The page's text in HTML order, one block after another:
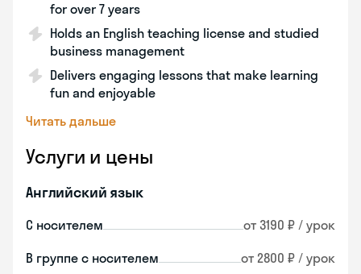
for over 7 years
Holds an English teaching license and studied
business management
Delivers engaging lessons that make learning
fun and enjoyable
Читать дальше
Услуги и цены
Английский язык
С носителем от 3190 ₽ / урок
В группе с носителем от 2800 ₽ / урок